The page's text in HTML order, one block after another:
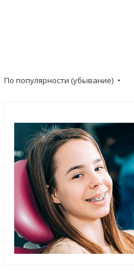
По популярности (убывание)